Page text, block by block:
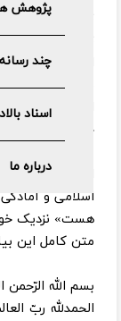
پژوهش
چند
اسناد
درباره ما
تبیین
توصیه‌هایی
اسلامی بزرگ»
بیانیه‌ی
ایران و
خودسازی،
جدید زندگی
این گام دوم،
اسلامی و
هست» نزدیک
متن کامل این
بسم الله الرّحمن
الحمدلله ربّ